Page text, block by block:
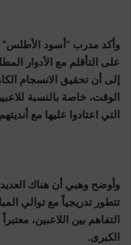
وأكد مدرب “أسود
على التأقلم مع الأدوار
إلى أن تحقيق الانسجام
الوقت، خاصة بالنسبة
التي اعتادوا عليها مع
وأوضح وهبي أن هناك العديد
تتطور تدريجياً مع توالي
التفاهم بين اللاعبين،
الكبرى.